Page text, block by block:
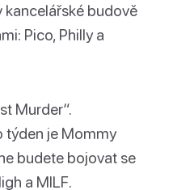
kancelářské budově
Pico, Philly a
Murder“.
týden je Mommy
budete bojovat se
a MILF.